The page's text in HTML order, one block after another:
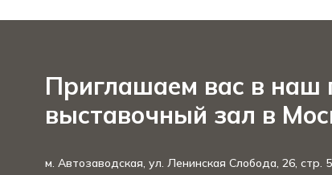
Приглашаем вас в наш
выставочный зал в
м. Автозаводская, ул. Ленинская Слобода, 26, стр.